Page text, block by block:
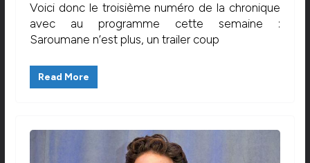
Voici donc le troisième numéro de la chronique
avec au programme cette semaine :
Saroumane n’est plus, un trailer coup
Read More